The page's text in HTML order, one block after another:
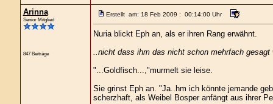
Arinna
Senior Mitglied
847 Beiträge
Erstellt am: 18 Feb 2009 : 00:14:00 Uhr
Nuria blickt Eph an, als er ihren Rang erwähnt.
..nicht dass ihm das nicht schon mehrfach gesagt
"...Goldfisch...,"murmelt sie leise.
Sie grinst Eph an. "Ja..hm ich könnte jemande
scherzhaft, als Weibel Bosper anfängt aus ihrer